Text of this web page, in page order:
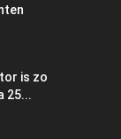
is zo
25...